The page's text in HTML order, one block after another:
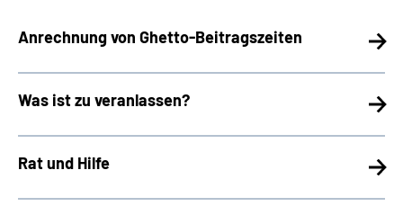
Anrechnung von Ghetto-Beitragszeiten
Was ist zu veranlassen?
Rat und Hilfe